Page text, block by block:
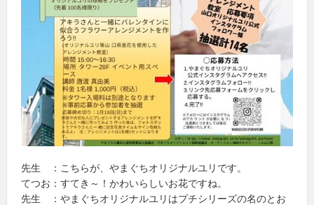
先生 ：こちらが、やまぐちオリジナルユリです。
てつお：すてき～！かわいらしいお花ですね。
先生 ：やまぐちオリジナルユリはプチシリーズの名のとお